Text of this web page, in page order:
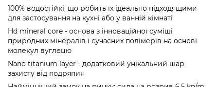
100% водостійкі, що робить їх ідеально підходящими
для застосування на кухні або у ванній кімнаті
Hd mineral core - основа з інноваційної суміші
природних мінералів і сучасних полімерів на основі
молекул вуглецю
Nano titanium layer - додатковий унікальний шар
захисту від подряпин